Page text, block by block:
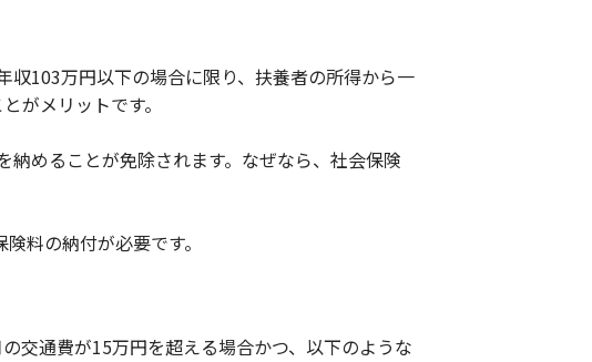
103万円以下の場合に限り、扶養者の所得から一
がメリットです。
めることが免除されます。なぜなら、社会保険
料の納付が必要です。
交通費が15万円を超える場合かつ、以下のような